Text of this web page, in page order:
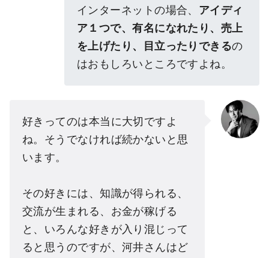
インターネットの場合、 アイディ
ア１つで、有名になれたり、売上
を上げたり、目立ったりできるの
はおもしろいところですよね。
好きってのは本当に大切ですよ
ね。そうでなければ続かないと思
います。
その好きには、知識が得られる、
交流が生まれる、お金が稼げる
と、いろんな好きが入り混じって
ると思うのですが、河井さんはど